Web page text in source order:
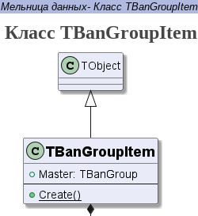
Мельница данных- Класс
Класс